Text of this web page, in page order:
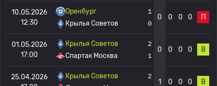
10.05.2026
12:30
Оренбург
Крылья Советов
1
0
0 0 0 0 П
01.05.2026
17:00
Крылья Советов
Спартак Москва
2
1
0 0 0 0 В
25.04.2026
Крылья Советов
2
1 0 0 0 В